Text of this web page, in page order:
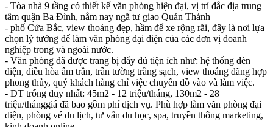
- Tòa nhà 9 tầng có thiết kế văn phòng hiện đại, vị trí đắc địa trung
tâm quận Ba Đình, nằm nay ngã tư giao Quán Thánh
- phố Cửa Bắc, view thoáng đẹp, hầm để xe rộng rãi, đây là nơi lựa
chọn lý tưởng để làm văn phòng đại diện của các đơn vị doanh
nghiệp trong và ngoài nước.
- Văn phòng đã được trang bị đẩy đủ tiện ích như: hệ thống đèn
điện, điều hòa âm trần, trần tường trắng sạch, view thoáng đãng hợp
phong thủy, quý khách hàng chỉ việc chuyển đồ vào và làm việc.
- DT trống duy nhất: 45m2 - 12 triệu/tháng, 130m2 - 28
triệu/thánggiá đã bao gồm phí dịch vụ. Phù hợp làm văn phòng đại
diện, phòng vé du lịch, tư vấn du học, spa, truyền thông marketing,